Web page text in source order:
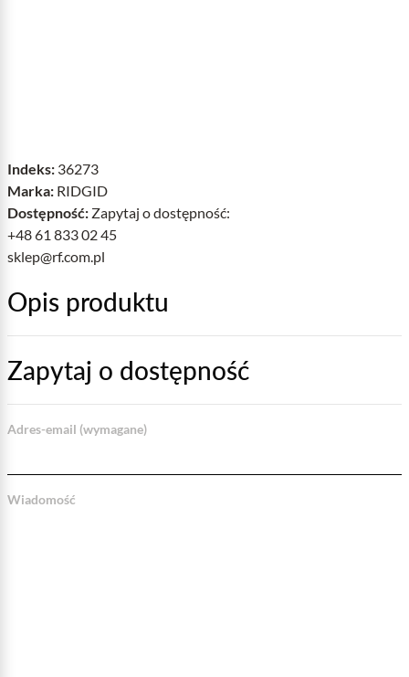
Indeks: 36273
Marka: RIDGID
Dostępność: Zapytaj o dostępność:
+48 61 833 02 45
sklep@rf.com.pl
Opis produktu
Zapytaj o dostępność
Adres-email (wymagane)
Wiadomość